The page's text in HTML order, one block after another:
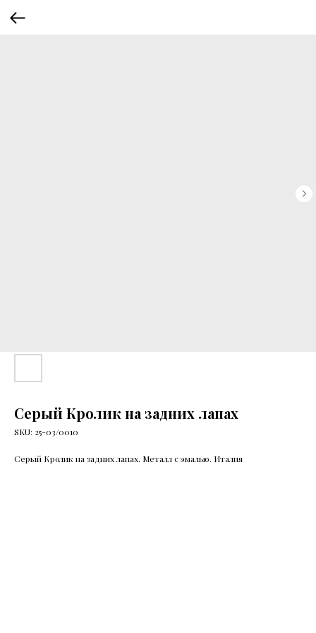
Серый Кролик на задних лапах
SKU: 25-03/0010
Серый Кролик на задних лапах. Металл с эмалью. Италия